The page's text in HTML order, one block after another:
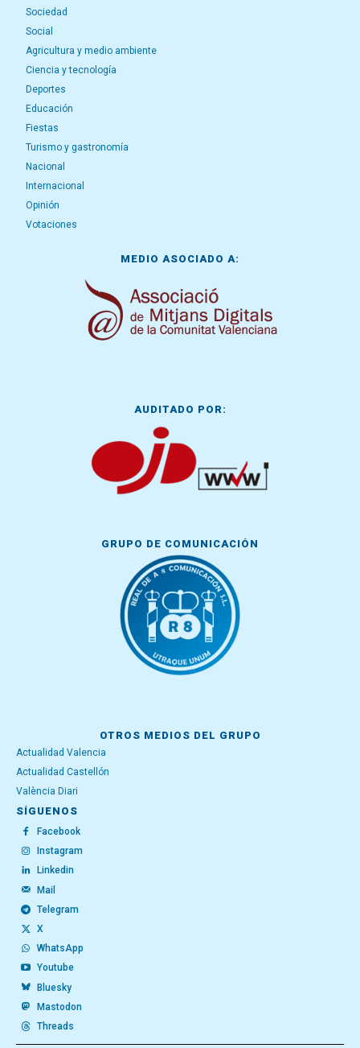
Sociedad
Social
Agricultura y medio ambiente
Ciencia y tecnología
Deportes
Educación
Fiestas
Turismo y gastronomía
Nacional
Internacional
Opinión
Votaciones
MEDIO ASOCIADO A:
AUDITADO POR:
GRUPO DE COMUNICACIÓN
OTROS MEDIOS DEL GRUPO
Actualidad Valencia
Actualidad Castellón
València Diari
SÍGUENOS
Facebook
Instagram
Linkedin
Mail
Telegram
X
WhatsApp
Youtube
Bluesky
Mastodon
Threads